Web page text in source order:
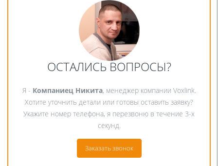
ОСТАЛИСЬ ВОПРОСЫ?
Я - Компаниец Никита, менеджер компании Voxlink.
Хотите уточнить детали или готовы оставить заявку?
Укажите номер телефона, я перезвоню в течение 3-х
секунд.
Заказать звонок